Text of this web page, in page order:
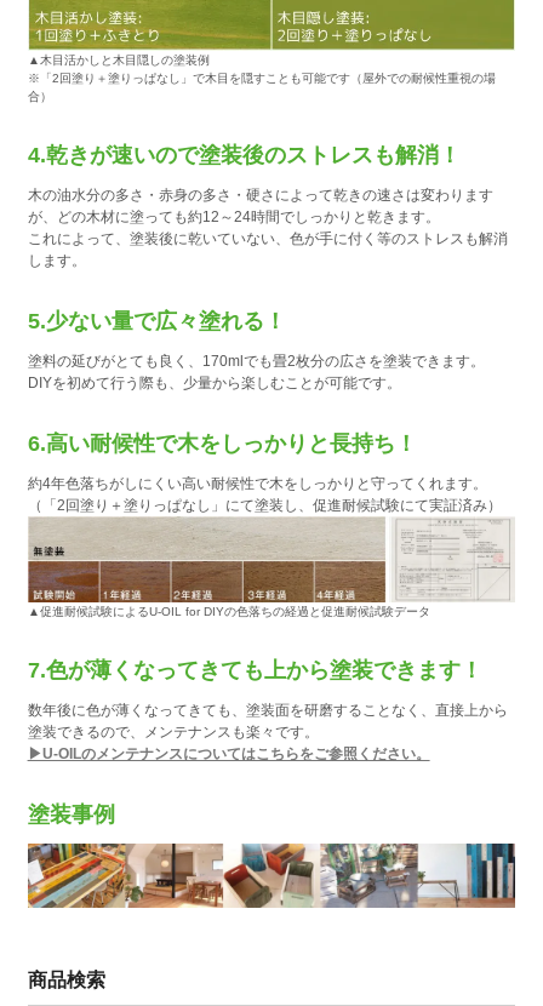
▲木目活かしと木目隠しの塗装例
※「2回塗り＋塗りっぱなし」で木目を隠すことも可能です（屋外での耐候性重視の場
合）
4.乾きが速いので塗装後のストレスも解消！
木の油水分の多さ・赤身の多さ・硬さによって乾きの速さは変わります
が、どの木材に塗っても約12～24時間でしっかりと乾きます。
これによって、塗装後に乾いていない、色が手に付く等のストレスも解消
します。
5.少ない量で広々塗れる！
塗料の延びがとても良く、170mlでも畳2枚分の広さを塗装できます。
DIYを初めて行う際も、少量から楽しむことが可能です。
6.高い耐候性で木をしっかりと長持ち！
約4年色落ちがしにくい高い耐候性で木をしっかりと守ってくれます。
（「2回塗り＋塗りっぱなし」にて塗装し、促進耐候試験にて実証済み）
▲促進耐候試験によるU-OIL for DIYの色落ちの経過と促進耐候試験データ
7.色が薄くなってきても上から塗装できます！
数年後に色が薄くなってきても、塗装面を研磨することなく、直接上から
塗装できるので、メンテナンスも楽々です。
▶U-OILのメンテナンスについてはこちらをご参照ください。
塗装事例
商品検索